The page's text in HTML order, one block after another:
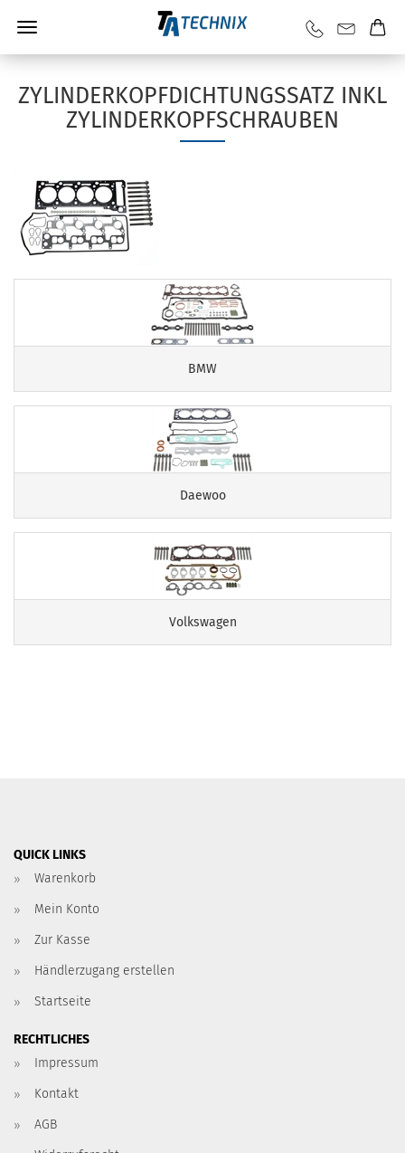
ZYLINDERKOPFDICHTUNGSSATZ INKL
ZYLINDERKOPFSCHRAUBEN
BMW
Daewoo
Volkswagen
QUICK LINKS
Warenkorb
Mein Konto
Zur Kasse
Händlerzugang erstellen
Startseite
RECHTLICHES
Impressum
Kontakt
AGB